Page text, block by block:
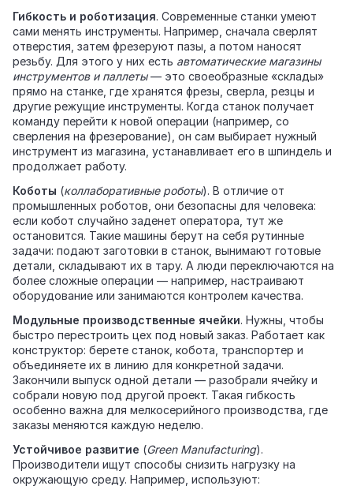
Гибкость и роботизация. Современные станки умеют
сами менять инструменты. Например, сначала сверлят
отверстия, затем фрезеруют пазы, а потом наносят
резьбу. Для этого у них есть автоматические магазины
инструментов и паллеты— это своеобразные «склады»
прямо на станке, где хранятся фрезы, сверла, резцы и
другие режущие инструменты. Когда станок получает
команду перейти к новой операции (например, со
сверления на фрезерование), он сам выбирает нужный
инструмент из магазина, устанавливает его в шпиндель и
продолжает работу.
Коботы (коллаборативные роботы). В отличие от
промышленных роботов, они безопасны для человека:
если кобот случайно заденет оператора, тут же
остановится. Такие машины берут на себя рутинные
задачи: подают заготовки в станок, вынимают готовые
детали, складывают их в тару. А люди переключаются на
более сложные операции — например, настраивают
оборудование или занимаются контролем качества.
Модульные производственные ячейки. Нужны, чтобы
быстро перестроить цех под новый заказ. Работает как
конструктор: берете станок, кобота, транспортер и
объединяете их в линию для конкретной задачи.
Закончили выпуск одной детали — разобрали ячейку и
собрали новую под другой проект. Такая гибкость
особенно важна для мелкосерийного производства, где
заказы меняются каждую неделю.
Устойчивое развитие (Green Manufacturing).
Производители ищут способы снизить нагрузку на
окружающую среду. Например, используют: